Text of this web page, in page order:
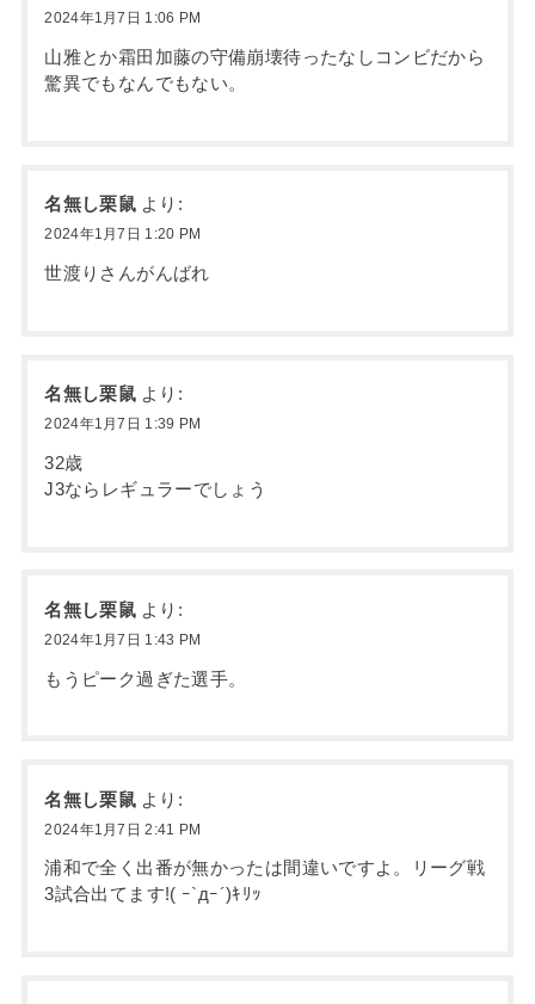
2024年1月7日 1:06 PM
山雅とか霜田加藤の守備崩壊待ったなしコンビだから
驚異でもなんでもない。
名無し栗鼠 より:
2024年1月7日 1:20 PM
世渡りさんがんばれ
名無し栗鼠 より:
2024年1月7日 1:39 PM
32歳
J3ならレギュラーでしょう
名無し栗鼠 より:
2024年1月7日 1:43 PM
もうピーク過ぎた選手。
名無し栗鼠 より:
2024年1月7日 2:41 PM
浦和で全く出番が無かったは間違いですよ。リーグ戦
3試合出てます!( ｰ`дｰ´)ｷﾘｯ